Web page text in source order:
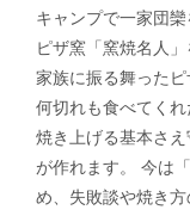
キャンプで一家団
ピザ窯「窯焼名人
家族に振る舞った
何切れも食べてく
焼き上げる基本さ
が作れます。 今は
め、失敗談や焼き